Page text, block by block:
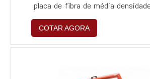
placa de fibra de média
laser é o grande protagonista
é produzido, neste tipo de
preço, por meio do método de
gases.As utilizações desta
COTAR AGORA